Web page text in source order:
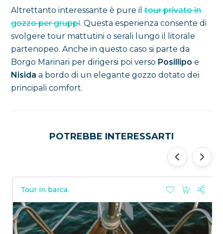
Altrettanto interessante è pure il tour privato in
gozzo per gruppi. Questa esperienza consente di
svolgere tour mattutini o serali lungo il litorale
partenopeo. Anche in questo caso si parte da
Borgo Marinari per dirigersi poi verso Posillipo e
Nisida a bordo di un elegante gozzo dotato dei
principali comfort.
POTREBBE INTERESSARTI
Tour in barca
‹ ›